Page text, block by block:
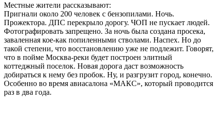
Местные жители рассказывают:
Пригнали около 200 человек с бензопилами. Ночь.
Прожектора. ДПС перекрыло дорогу. ЧОП не пускает людей.
Фотографировать запрещено. За ночь была создана просека,
заваленная кое-как попиленными стволами. Наспех. Но до
такой степени, что восстановлению уже не подлежит. Говорят,
что в пойме Москва-реки будет построен элитный
коттеджный поселок. Новая дорога даст возможность
добираться к нему без пробок. Ну, и разгрузит город, конечно.
Особенно во время авиасалона «МАКС», который проводится
раз в два года.